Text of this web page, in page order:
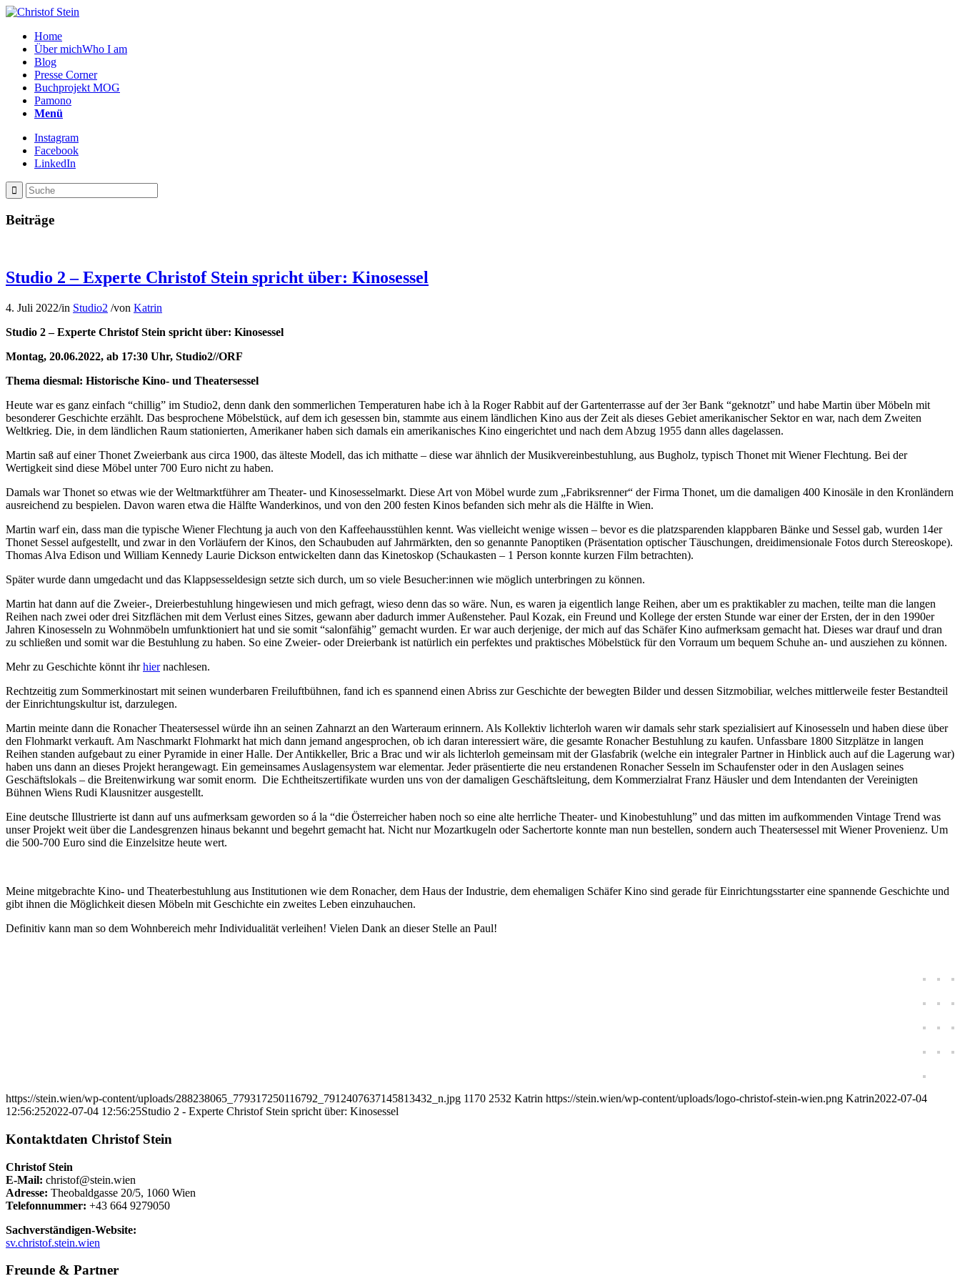
Home
Über michWho I am
Blog
Presse Corner
Buchprojekt MOG
Pamono
Menü
Instagram
Facebook
LinkedIn
Beiträge
Studio 2 – Experte Christof Stein spricht über: Kinosessel
4. Juli 2022/in Studio2 /von Katrin
Studio 2 – Experte Christof Stein spricht über: Kinosessel
Montag, 20.06.2022, ab 17:30 Uhr, Studio2//ORF
Thema diesmal: Historische Kino- und Theatersessel
Heute war es ganz einfach “chillig” im Studio2, denn dank den sommerlichen Temperaturen habe ich à la Roger Rabbit auf der Gartenterrasse auf der 3er Bank “geknotzt” und habe Martin über Möbeln mit
besonderer Geschichte erzählt. Das besprochene Möbelstück, auf dem ich gesessen bin, stammte aus einem ländlichen Kino aus der Zeit als dieses Gebiet amerikanischer Sektor en war, nach dem Zweiten
Weltkrieg. Die, in dem ländlichen Raum stationierten, Amerikaner haben sich damals ein amerikanisches Kino eingerichtet und nach dem Abzug 1955 dann alles dagelassen.
Martin saß auf einer Thonet Zweierbank aus circa 1900, das älteste Modell, das ich mithatte – diese war ähnlich der Musikvereinbestuhlung, aus Bugholz, typisch Thonet mit Wiener Flechtung. Bei der
Wertigkeit sind diese Möbel unter 700 Euro nicht zu haben.
Damals war Thonet so etwas wie der Weltmarktführer am Theater- und Kinosesselmarkt. Diese Art von Möbel wurde zum „Fabriksrenner“ der Firma Thonet, um die damaligen 400 Kinosäle in den Kronländern
ausreichend zu bespielen. Davon waren etwa die Hälfte Wanderkinos, und von den 200 festen Kinos befanden sich mehr als die Hälfte in Wien.
Martin warf ein, dass man die typische Wiener Flechtung ja auch von den Kaffeehausstühlen kennt. Was vielleicht wenige wissen – bevor es die platzsparenden klappbaren Bänke und Sessel gab, wurden 14er
Thonet Sessel aufgestellt, und zwar in den Vorläufern der Kinos, den Schaubuden auf Jahrmärkten, den so genannte Panoptiken (Präsentation optischer Täuschungen, dreidimensionale Fotos durch Stereoskope).
Thomas Alva Edison und William Kennedy Laurie Dickson entwickelten dann das Kinetoskop (Schaukasten – 1 Person konnte kurzen Film betrachten).
Später wurde dann umgedacht und das Klappsesseldesign setzte sich durch, um so viele Besucher:innen wie möglich unterbringen zu können.
Martin hat dann auf die Zweier-, Dreierbestuhlung hingewiesen und mich gefragt, wieso denn das so wäre. Nun, es waren ja eigentlich lange Reihen, aber um es praktikabler zu machen, teilte man die langen
Reihen nach zwei oder drei Sitzflächen mit dem Verlust eines Sitzes, gewann aber dadurch immer Außensteher. Paul Kozak, ein Freund und Kollege der ersten Stunde war einer der Ersten, der in den 1990er
Jahren Kinosesseln zu Wohnmöbeln umfunktioniert hat und sie somit “salonfähig” gemacht wurden. Er war auch derjenige, der mich auf das Schäfer Kino aufmerksam gemacht hat. Dieses war drauf und dran
zu schließen und somit war die Bestuhlung zu haben. So eine Zweier- oder Dreierbank ist natürlich ein perfektes und praktisches Möbelstück für den Vorraum um bequem Schuhe an- und ausziehen zu können.
Mehr zu Geschichte könnt ihrhiernachlesen.
Rechtzeitig zum Sommerkinostart mit seinen wunderbaren Freiluftbühnen, fand ich es spannend einen Abriss zur Geschichte der bewegten Bilder und dessen Sitzmobiliar, welches mittlerweile fester Bestandteil
der Einrichtungskultur ist, darzulegen.
Martin meinte dann die Ronacher Theatersessel würde ihn an seinen Zahnarzt an den Warteraum erinnern. Als Kollektiv lichterloh waren wir damals sehr stark spezialisiert auf Kinosesseln und haben diese über
den Flohmarkt verkauft. Am Naschmarkt Flohmarkt hat mich dann jemand angesprochen, ob ich daran interessiert wäre, die gesamte Ronacher Bestuhlung zu kaufen. Unfassbare 1800 Sitzplätze in langen
Reihen standen aufgebaut zu einer Pyramide in einer Halle. Der Antikkeller, Bric a Brac und wir als lichterloh gemeinsam mit der Glasfabrik (welche ein integraler Partner in Hinblick auch auf die Lagerung war)
haben uns dann an dieses Projekt herangewagt. Ein gemeinsames Auslagensystem war elementar. Jeder präsentierte die neu erstandenen Ronacher Sesseln im Schaufenster oder in den Auslagen seines
Geschäftslokals – die Breitenwirkung war somit enorm. Die Echtheitszertifikate wurden uns von der damaligen Geschäftsleitung, dem Kommerzialrat Franz Häusler und dem Intendanten der Vereinigten
Bühnen Wiens Rudi Klausnitzer ausgestellt.
Eine deutsche Illustrierte ist dann auf uns aufmerksam geworden so á la “die Österreicher haben noch so eine alte herrliche Theater- und Kinobestuhlung” und das mitten im aufkommenden Vintage Trend was
unser Projekt weit über die Landesgrenzen hinaus bekannt und begehrt gemacht hat. Nicht nur Mozartkugeln oder Sachertorte konnte man nun bestellen, sondern auch Theatersessel mit Wiener Provenienz. Um
die 500-700 Euro sind die Einzelsitze heute wert.
Meine mitgebrachte Kino- und Theaterbestuhlung aus Institutionen wie dem Ronacher, dem Haus der Industrie, dem ehemaligen Schäfer Kino sind gerade für Einrichtungsstarter eine spannende Geschichte und
gibt ihnen die Möglichkeit diesen Möbeln mit Geschichte ein zweites Leben einzuhauchen.
Definitiv kann man so dem Wohnbereich mehr Individualität verleihen! Vielen Dank an dieser Stelle an Paul!
https://stein.wien/wp-content/uploads/288238065_779317250116792_7912407637145813432_n.jpg 1170 2532 Katrin https://stein.wien/wp-content/uploads/logo-christof-stein-wien.png Katrin2022-07-04
12:56:252022-07-04 12:56:25Studio 2 - Experte Christof Stein spricht über: Kinosessel
Kontaktdaten Christof Stein
Christof Stein
E-Mail: christof@stein.wien
Adresse: Theobaldgasse 20/5, 1060 Wien
Telefonnummer: +43 664 9279050
Sachverständigen-Website:
sv.christof.stein.wien
Freunde & Partner